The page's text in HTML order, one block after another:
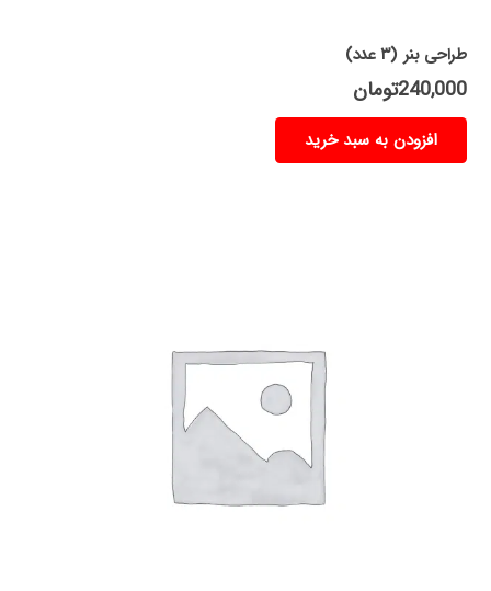
طراحی بنر (۳ عدد)
240,000تومان
افزودن به سبد خرید